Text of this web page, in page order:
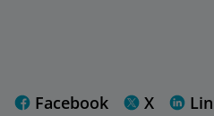
Facebook X